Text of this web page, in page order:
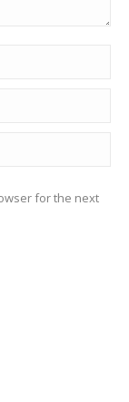
for the next